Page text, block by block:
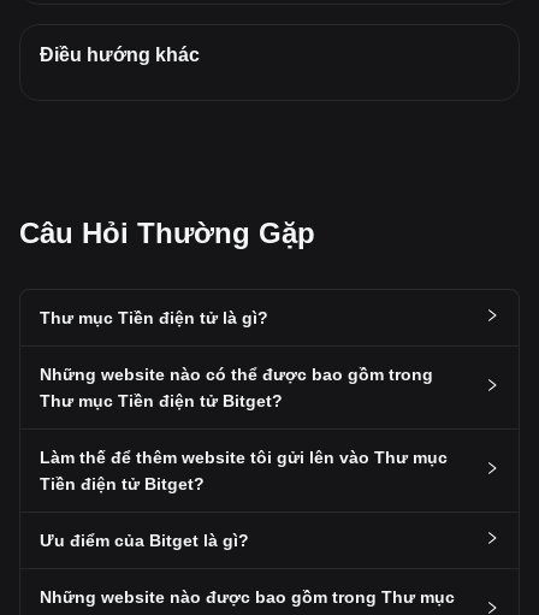
Điều hướng khác
Câu Hỏi Thường Gặp
Thư mục Tiền điện tử là gì?
Những website nào có thể được bao gồm trong
Thư mục Tiền điện tử Bitget?
Làm thế để thêm website tôi gửi lên vào Thư mục
Tiền điện tử Bitget?
Ưu điểm của Bitget là gì?
Những website nào được bao gồm trong Thư mục